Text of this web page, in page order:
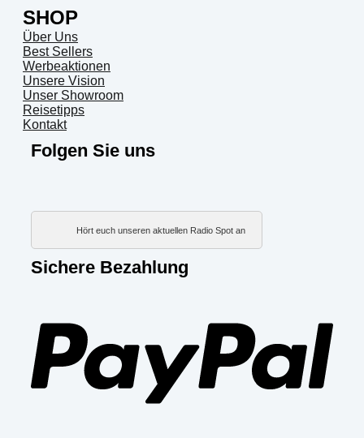
SHOP
Über Uns
Best Sellers
Werbeaktionen
Unsere Vision
Unser Showroom
Reisetipps
Kontakt
Folgen Sie uns
Hört euch unseren aktuellen Radio Spot an
Sichere Bezahlung